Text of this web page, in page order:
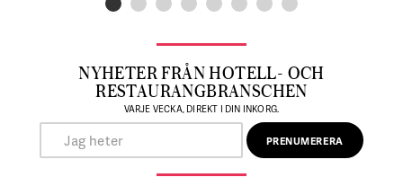
NYHETER FRÅN HOTELL- OCH
RESTAURANGBRANSCHEN
VARJE VECKA, DIREKT I DIN INKORG.